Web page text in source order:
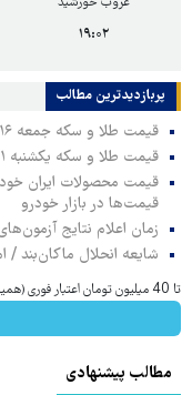
۱۹:۰۲
پربازدیدترین‌ مطالب
قیمت طلا و سکه جمعه ۱۶ مرداد ۱۴۰۵/ طلای ۱۸ عیار امروز چند؟
قیمت طلا و سکه یکشنبه ۱۱ مرداد ۱۴۰۵/ ریزش سنگین سکه امامی
قیمت‌ها در بازار خودرو
زمان اعلام نتایج
شایعه انحلال ماکان‌بند /
تا 40 میلیون تومان اعتبار فوری (همین الان دریافت کن)
مطالب پیشنهادی